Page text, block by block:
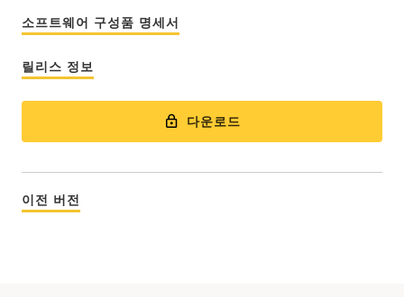
소프트웨어 구성품 명세서
릴리스 정보
다운로드
이전 버전